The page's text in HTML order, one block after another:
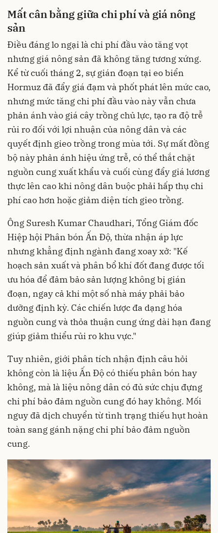
Mất cân bằng giữa chi phí và giá nông
sản
Điều đáng lo ngại là chi phí đầu vào tăng vọt
nhưng giá nông sản đã không tăng tương xứng.
Kể từ cuối tháng 2, sự gián đoạn tại eo biển
Hormuz đã đẩy giá đạm và phốt phát lên mức cao,
nhưng mức tăng chi phí đầu vào này vẫn chưa
phản ánh vào giá cây trồng chủ lực, tạo ra độ trễ
rủi ro đối với lợi nhuận của nông dân và các
quyết định gieo trồng trong mùa tới. Sự mất đồng
bộ này phản ánh hiệu ứng trễ, có thể thắt chặt
nguồn cung xuất khẩu và cuối cùng đẩy giá lương
thực lên cao khi nông dân buộc phải hấp thụ chi
phí cao hơn hoặc giảm diện tích gieo trồng.
Ông Suresh Kumar Chaudhari, Tổng Giám đốc
Hiệp hội Phân bón Ấn Độ, thừa nhận áp lực
nhưng khẳng định ngành đang xoay xở: "Kế
hoạch sản xuất và phân bổ khí đốt đang được tối
ưu hóa để đảm bảo sản lượng không bị gián
đoạn, ngay cả khi một số nhà máy phải bảo
dưỡng định kỳ. Các chiến lược đa dạng hóa
nguồn cung và thỏa thuận cung ứng dài hạn đang
giúp giảm thiểu rủi ro khu vực."
Tuy nhiên, giới phân tích nhận định câu hỏi
không còn là liệu Ấn Độ có thiếu phân bón hay
không, mà là liệu nông dân có đủ sức chịu đựng
chi phí bảo đảm nguồn cung đó hay không. Mối
nguy đã dịch chuyển từ tình trạng thiếu hụt hoàn
toàn sang gánh nặng chi phí bảo đảm nguồn
cung.